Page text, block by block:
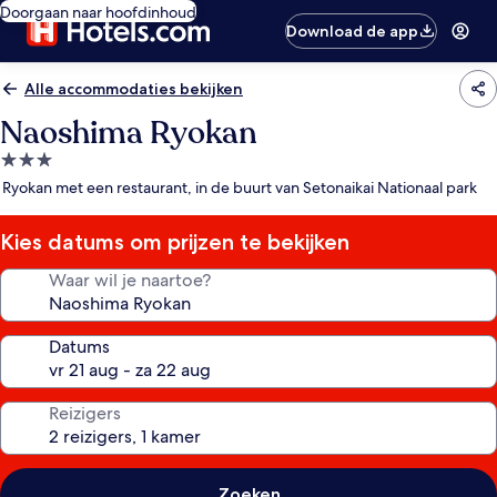
Doorgaan naar hoofdinhoud
Download de app
Alle accommodaties bekijken
Naoshima Ryokan
3.0-
sterrenaccommodatie
Ryokan met een restaurant, in de buurt van Setonaikai Nationaal park
Kies datums om prijzen te bekijken
Waar wil je naartoe?
Datums
Reizigers